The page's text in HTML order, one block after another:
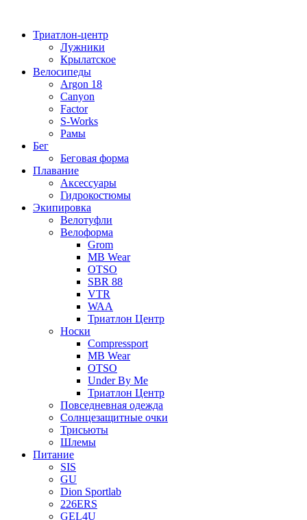
содержимому
Триатлон-центр
Лужники
Крылатское
Велосипеды
Argon 18
Canyon
Factor
S-Works
Рамы
Бег
Беговая форма
Плавание
Аксессуары
Гидрокостюмы
Экипировка
Велотуфли
Велоформа
Grom
MB Wear
OTSO
SBR 88
VTR
WAA
Триатлон Центр
Носки
Compressport
MB Wear
OTSO
Under By Me
Триатлон Центр
Повседневная одежда
Солнцезащитные очки
Трисьюты
Шлемы
Питание
SIS
GU
Dion Sportlab
226ERS
GEL4U